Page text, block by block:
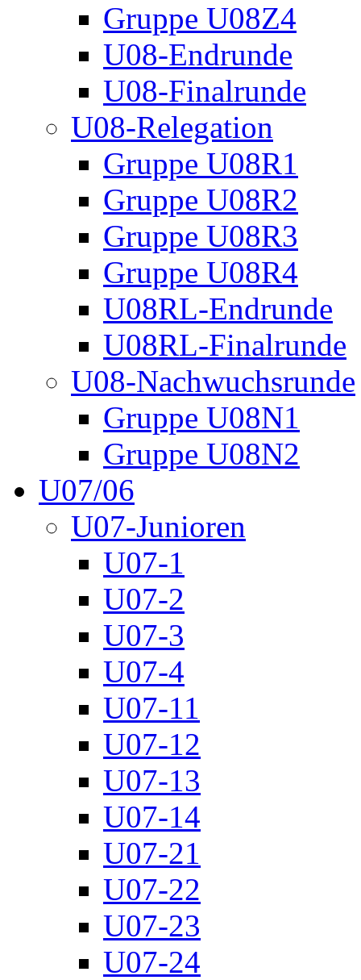
Gruppe U08Z4
U08-Endrunde
U08-Finalrunde
U08-Relegation
Gruppe U08R1
Gruppe U08R2
Gruppe U08R3
Gruppe U08R4
U08RL-Endrunde
U08RL-Finalrunde
U08-Nachwuchsrunde
Gruppe U08N1
Gruppe U08N2
U07/06
U07-Junioren
U07-1
U07-2
U07-3
U07-4
U07-11
U07-12
U07-13
U07-14
U07-21
U07-22
U07-23
U07-24